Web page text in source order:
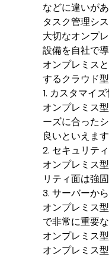
などに違いが
タスク管理シ
大切なオンプ
設備を自社で
オンプレミス
するクラウド
1. カスタマイ
オンプレミス
ーズに合った
良いといえます
2. セキュリテ
オンプレミス
リティ面は強固
3. サーバーか
オンプレミス
で非常に重要
オンプレミス
オンプレミス